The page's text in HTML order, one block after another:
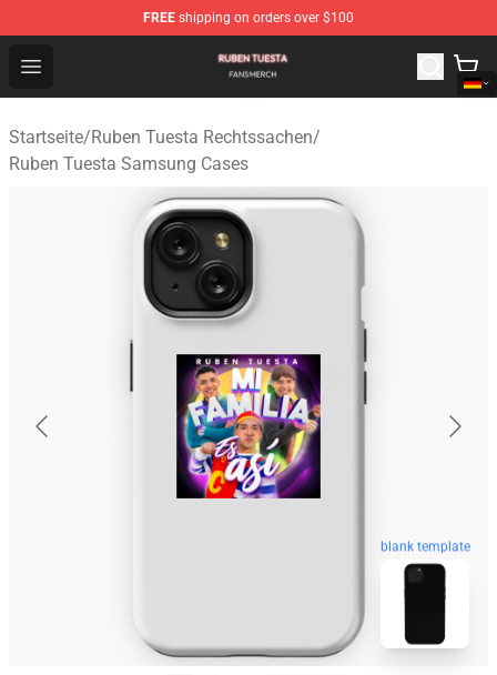
FREE shipping on orders over $100
Open menu
Ruben Tuesta Shop - Official Ruben Tuesta Merchandise
Startseite/Ruben Tuesta Rechtssachen/
Ruben Tuesta Samsung Cases
blank template